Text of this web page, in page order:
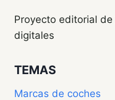
Proyecto editorial de
digitales
TEMAS
Marcas de coches